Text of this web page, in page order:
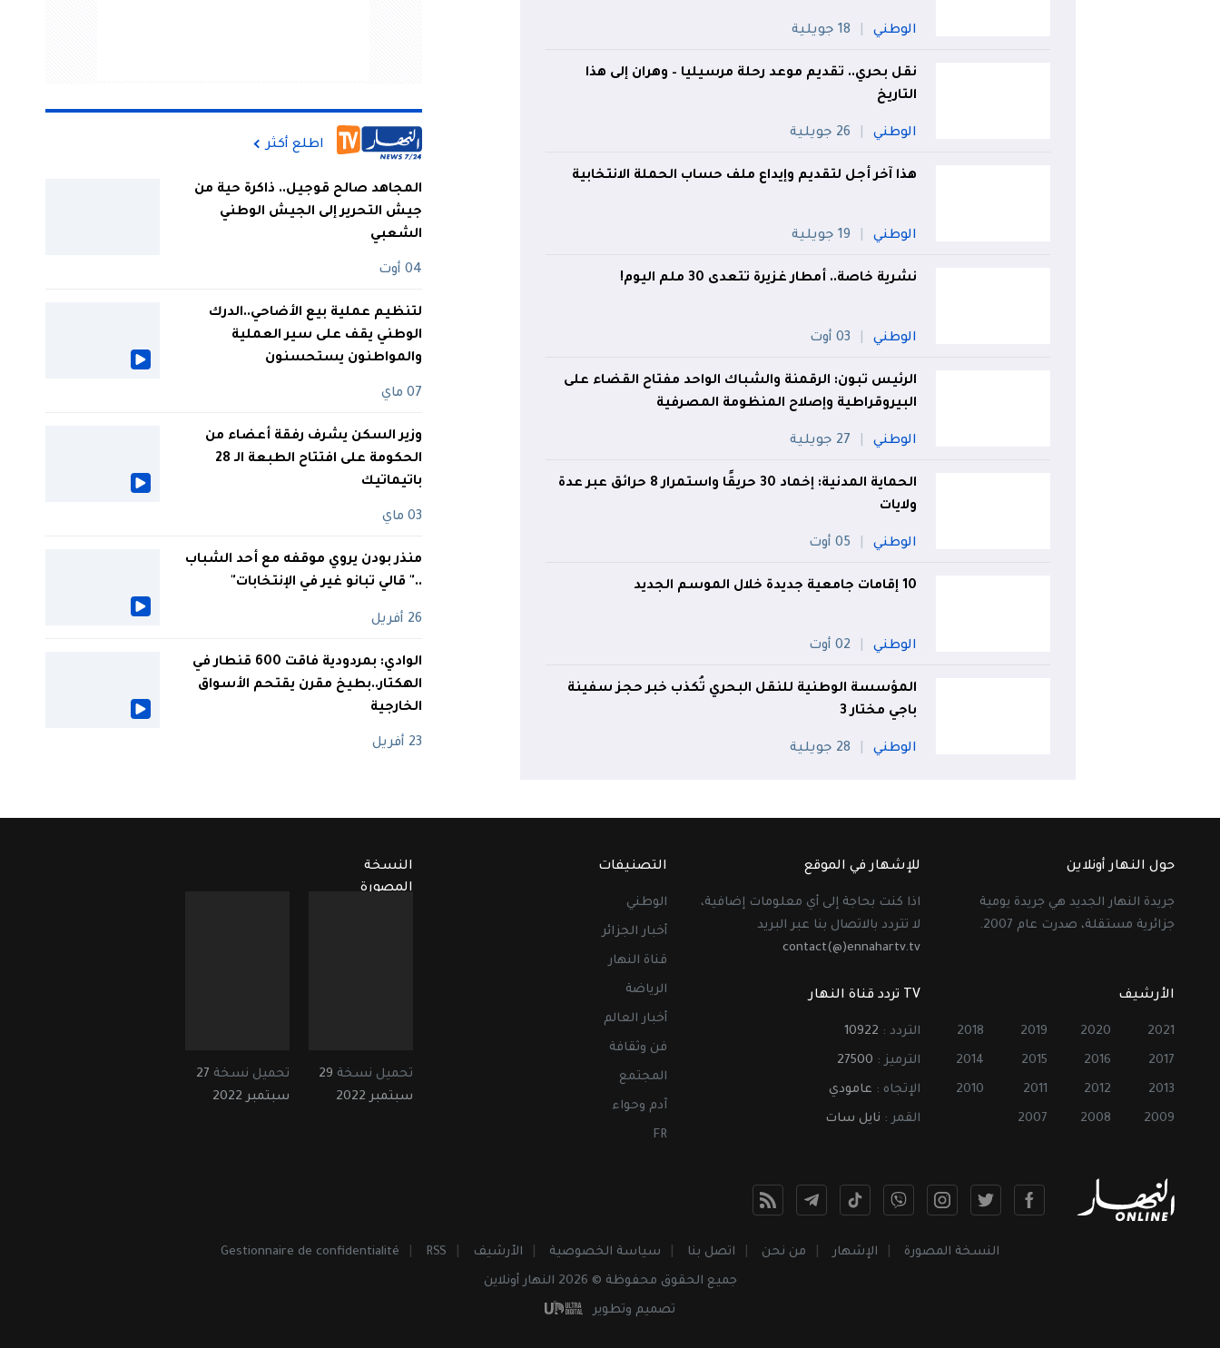
الوطني 18 جويلية
نقل بحري.. تقديم موعد رحلة مرسيليا – وهران إلى هذا
التاريخ
الوطني 26 جويلية
هذا آخر أجل لتقديم وإيداع ملف حساب الحملة الانتخابية
الوطني 19 جويلية
نشرية خاصة.. أمطار غزيرة تتعدى 30 ملم اليوم!
الوطني 03 أوت
الرئيس تبون: الرقمنة والشباك الواحد مفتاح القضاء على
البيروقراطية وإصلاح المنظومة المصرفية
الوطني 27 جويلية
الحماية المدنية: إخماد 30 حريقًا واستمرار 8 حرائق عبر عدة
ولايات
الوطني 05 أوت
10 إقامات جامعية جديدة خلال الموسم الجديد
الوطني 02 أوت
المؤسسة الوطنية للنقل البحري تُكذب خبر حجز سفينة
باجي مختار 3
الوطني 28 جويلية
اطلع أكثر
المجاهد صالح قوجيل.. ذاكرة حية من
جيش التحرير إلى الجيش الوطني
الشعبي
04 أوت
لتنظيم عملية بيع الأضاحي..الدرك
الوطني يقف على سير العملية
والمواطنون يستحسنون
07 ماي
وزير السكن يشرف رفقة أعضاء من
الحكومة على افتتاح الطبعة الـ 28
باتيماتيك
03 ماي
منذر بودن يروي موقفه مع أحد الشباب
.." قالي تبانو غير في الإنتخابات"
26 أفريل
الوادي: بمردودية فاقت 600 قنطار في
الهكتار..بطيخ مقرن يقتحم الأسواق
الخارجية
23 أفريل
حول النهار أونلاين
جريدة النهار الجديد هي جريدة يومية
جزائرية مستقلة، صدرت عام 2007.
للإشهار في الموقع
اذا كنت بحاجة إلى أي معلومات إضافية،
لا تتردد بالاتصال بنا عبر البريد
contact(@)ennahartv.tv
الأرشيف
2021
2020
2019
2018
2017
2016
2015
2014
2013
2012
2011
2010
2009
2008
2007
TV تردد قناة النهار
التردد : 10922
الترميز : 27500
الإتجاه : عامودي
القمر : نايل سات
التصنيفات
الوطني
أخبار الجزائر
قناة النهار
الرياضة
أخبار العالم
فن وثقافة
المجتمع
آدم وحواء
FR
النسخة
المصورة
تحميل نسخة 29
سبتمبر 2022
تحميل نسخة 27
سبتمبر 2022
النسخة المصورة الإشهار من نحن اتصل بنا سياسة الخصوصية الأرشيف RSS
Gestionnaire de confidentialité
جميع الحقوق محفوظة © 2026 النهار أونلاين
تصميم وتطوير